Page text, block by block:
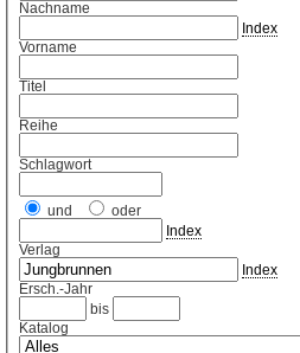
Nachname
Index
Vorname
Titel
Reihe
Schlagwort
und
oder
Index
Verlag
Index
Ersch.-Jahr
bis
Katalog